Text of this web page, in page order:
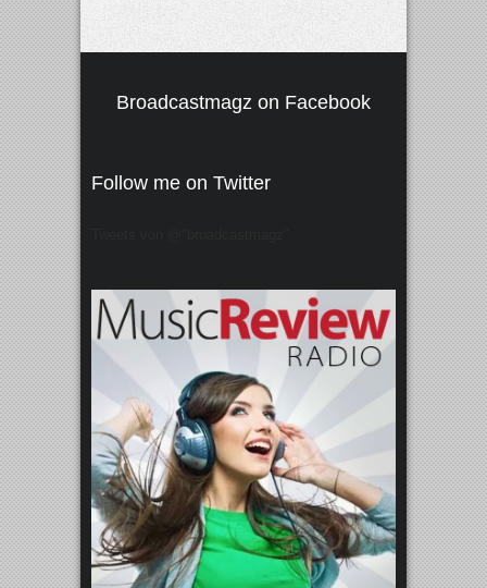
Broadcastmagz on Facebook
Follow me on Twitter